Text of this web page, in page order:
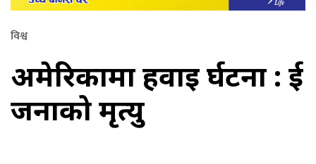
विश्व
अमेरिकामा हवाइ दुर्घटना : दुई
जनाको मृत्यु